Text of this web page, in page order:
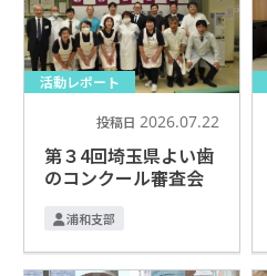
活動レポート
投稿日 2026.07.22
第３4回埼玉県よい歯
のコンクール審査会
浦和支部